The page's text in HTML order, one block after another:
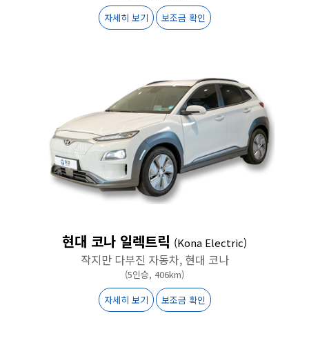
자세히 보기
보조금 확인
현대 코나 일렉트릭 (Kona Electric)
작지만 다부진 자동차, 현대 코나
(5인승, 406km)
자세히 보기
보조금 확인